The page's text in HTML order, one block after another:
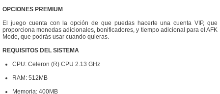
OPCIONES PREMIUM
El juego cuenta con la opción de que puedas hacerte una cuenta VIP, que
proporciona monedas adicionales, bonificadores, y tiempo adicional para el AFK
Mode, que podrás usar cuando quieras.
REQUISITOS DEL SISTEMA
CPU: Celeron (R) CPU 2.13 GHz
RAM: 512MB
Memoria: 400MB